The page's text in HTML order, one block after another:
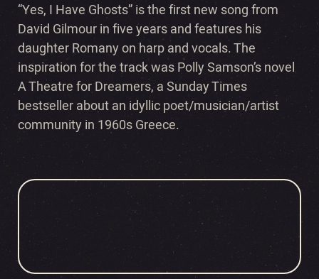
“Yes, I Have Ghosts” is the first new song from
David Gilmour in five years and features his
daughter Romany on harp and vocals. The
inspiration for the track was Polly Samson’s novel
A Theatre for Dreamers, a Sunday Times
bestseller about an idyllic poet/musician/artist
community in 1960s Greece.